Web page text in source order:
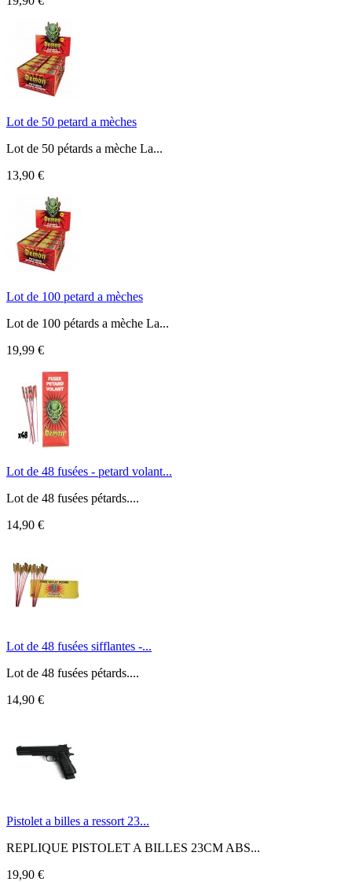
Lot de 50 petard a mèches
Lot de 50 pétards a mèche La...
13,90 €
Lot de 100 petard a mèches
Lot de 100 pétards a mèche La...
19,99 €
Lot de 48 fusées - petard volant...
Lot de 48 fusées pétards....
14,90 €
Lot de 48 fusées sifflantes -...
Lot de 48 fusées pétards....
14,90 €
Pistolet a billes a ressort 23...
REPLIQUE PISTOLET A BILLES 23CM ABS...
19,90 €